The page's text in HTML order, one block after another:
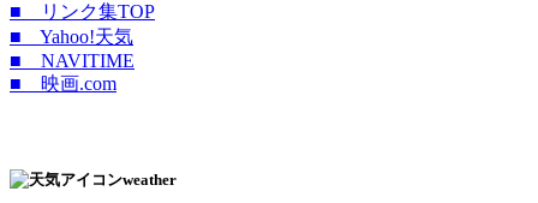
■ リンク集TOP
■ Yahoo!天気
■ NAVITIME
■ 映画.com
weather